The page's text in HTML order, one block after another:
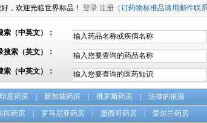
，欢迎光临世界标品！ 登录 注册 （订药物标准品请用邮件联
（中英文）：
索（英文）：
（中英文）：
印度药房 新加坡药房 俄罗斯药房
法律的依据
国药房 罗马尼亚药房 墨西哥药房
爱尔兰药房